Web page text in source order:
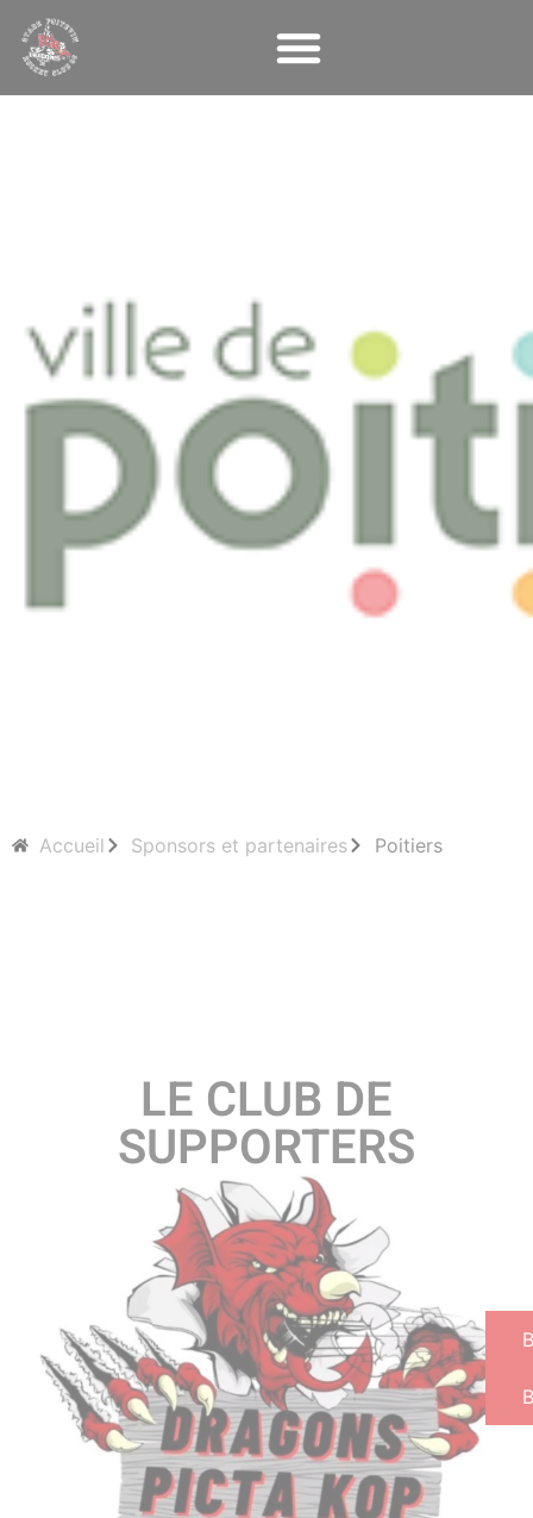
Accueil Sponsors et partenaires Poitiers
LE CLUB DE
SUPPORTERS
Panneau de gestion des cookies